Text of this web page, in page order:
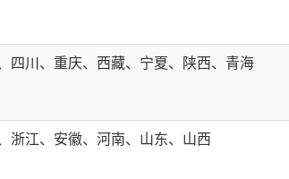
四川、重庆、西藏、宁夏、陕西、青海
浙江、安徽、河南、山东、山西